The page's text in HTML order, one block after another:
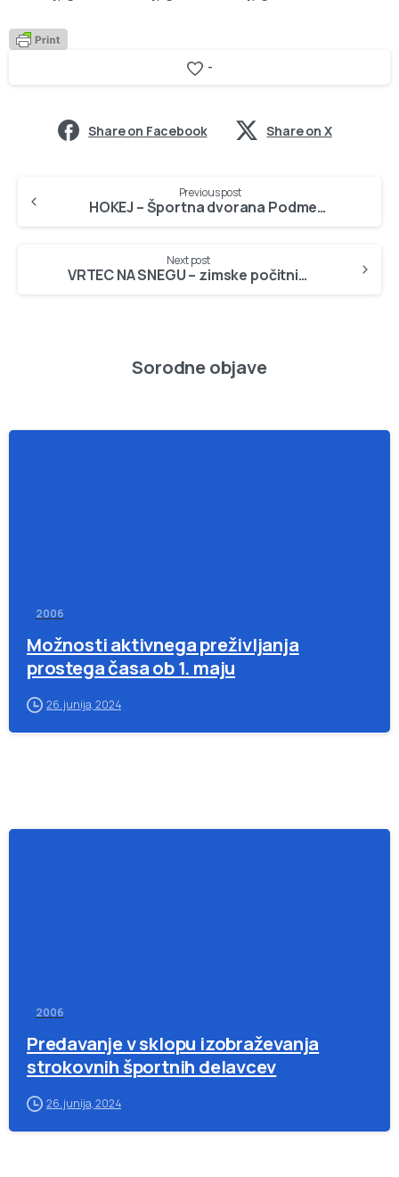
-
Share on Facebook Share on X
Reading
Previous post
HOKEJ – Športna dvorana Podmežakla, 28.12.2006
Next post
VRTEC NA SNEGU – zimske počitnice 2006, Španov vrh
Sorodne objave
2006
Možnosti aktivnega preživljanja
prostega časa ob 1. maju
26. junija, 2024
2006
Predavanje v sklopu izobraževanja
strokovnih športnih delavcev
26. junija, 2024